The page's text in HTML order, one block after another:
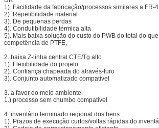
1). Facilidade da fabricação/processos similares a FR-4
2). Repetibilidade material
3). De pequenas perdas
4). Condutibilidade térmica alta
5). Mais baixa solução do custo do PWB do total do
competência de PTFE,
2. baixa Z-linha central CTE/Tg alto
1). Flexibilidade do projeto
2). Confiança chapeada do através-furo
3). Conjunto automatizado compatível
3. a favor do meio ambiente
1.) processo sem chumbo compatível
4. inventário terminado regional dos bens
1). Prazos de execução curtos/voltas rápidas do